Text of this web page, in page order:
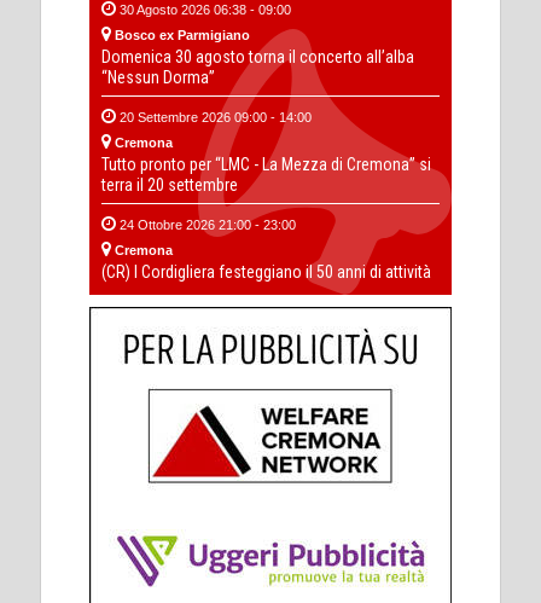
30 Agosto 2026 06:38 - 09:00
Bosco ex Parmigiano
Domenica 30 agosto torna il concerto all’alba
“Nessun Dorma”
20 Settembre 2026 09:00 - 14:00
Cremona
Tutto pronto per “LMC - La Mezza di Cremona” si
terra il 20 settembre
24 Ottobre 2026 21:00 - 23:00
Cremona
(CR) I Cordigliera festeggiano il 50 anni di attività